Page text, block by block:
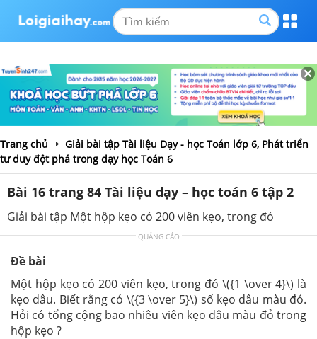
Trang chủ
Giải bài tập Tài liệu Dạy - học Toán lớp 6, Phát triển
tư duy đột phá trong dạy học Toán 6
Bài 16 trang 84 Tài liệu dạy – học toán 6 tập 2
Giải bài tập Một hộp kẹo có 200 viên kẹo, trong đó
QUẢNG CÁO
Đề bài
Một hộp kẹo có 200 viên kẹo, trong đó \({1 \over 4}\) là
kẹo dâu. Biết rằng có \({3 \over 5}\) số kẹo dâu màu đỏ.
Hỏi có tổng cộng bao nhiêu viên kẹo dâu màu đỏ trong
hộp kẹo ?